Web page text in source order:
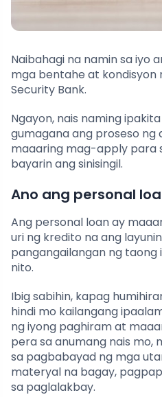
Naibahagi na namin sa iyo
mga bentahe at kondisyon
Security Bank.
Ngayon, nais naming
gumagana ang proseso ng
maaaring mag-apply para
bayarin ang sinisingil.
Ano ang personal
Ang personal loan ay
uri ng kredito na ang
pangangailangan ng
nito.
Ibig sabihin, kapag
hindi mo kailangang
ng iyong paghiram at
pera sa anumang nais mo,
sa pagbabayad ng mga
materyal na bagay,
sa paglalakbay.